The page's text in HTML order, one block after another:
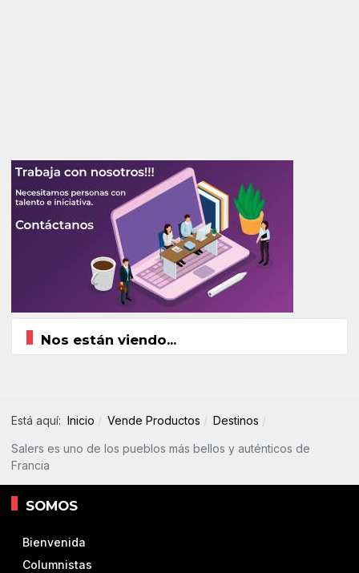
Nos están viendo...
Está aquí: Inicio Vende Productos Destinos
Salers es uno de los pueblos más bellos y auténticos de
Francia
SOMOS
Bienvenida
Columnistas